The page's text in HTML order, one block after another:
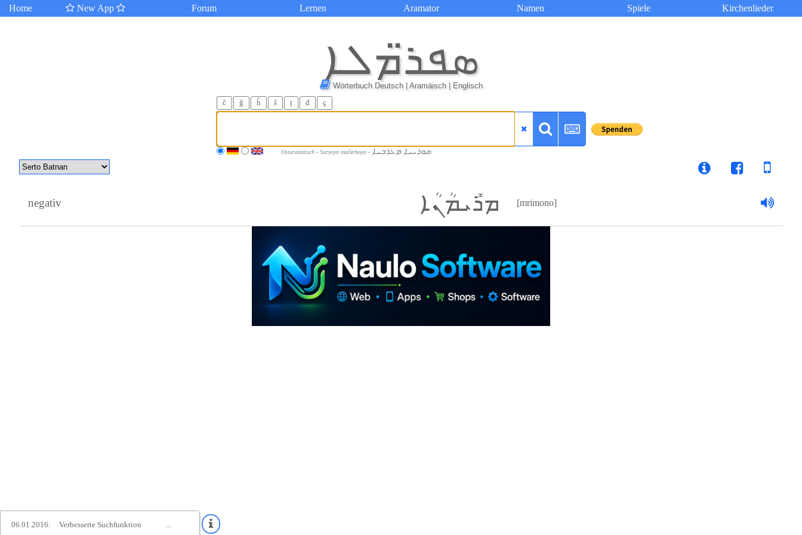
Home New App Forum Lernen Aramator Namen Spiele Kirchenlieder
ܣܦܪ̈ܡܠܐ
Wörterbuch Deutsch | Aramäisch | Englisch
ĉ ğ ĥ ŝ ț đ ç
Ostaramäisch - Suryoyo maĉerboyo - ܣܘܪܝܝܐ ܡܥܪܒܝܐ
negativ ܡܪܺܝܡܳܢܳܐ [mrimono]
06.01.2016: Verbesserte Suchfunktion ...